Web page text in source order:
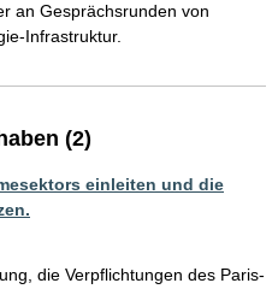
an Gesprächsrunden von
Infrastruktur.
(2)
einleiten und die
die Verpflichtungen des Paris-